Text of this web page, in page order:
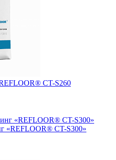
CT-S260
«REFLOOR® CT-S300»